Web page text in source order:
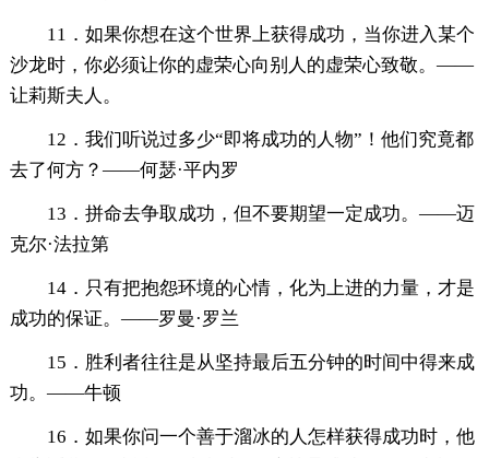
11．如果你想在这个世界上获得成功，当你进入某个
沙龙时，你必须让你的虚荣心向别人的虚荣心致敬。——
让莉斯夫人。
12．我们听说过多少“即将成功的人物”！他们究竟都
去了何方？——何瑟·平内罗
13．拼命去争取成功，但不要期望一定成功。——迈
克尔·法拉第
14．只有把抱怨环境的心情，化为上进的力量，才是
成功的保证。——罗曼·罗兰
15．胜利者往往是从坚持最后五分钟的时间中得来成
功。——牛顿
16．如果你问一个善于溜冰的人怎样获得成功时，他